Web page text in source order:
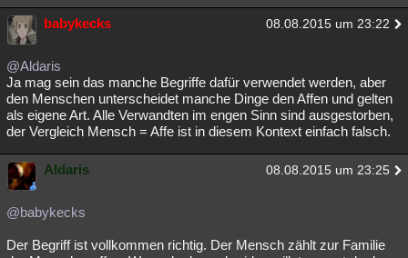
Philosophie Träume Orte Esoterik Literatur
Astronomie
Musik Clash Verbesserungen Allmystery English
Übersichten
Besucht Teilgenommen Alle Neue Geschlossen
Lesenswert
babykecks 08.08.2015 um 23:22
@Aldaris
Ja mag sein das manche Begriffe dafür verwendet werden, aber
den Menschen unterscheidet manche Dinge den Affen und gelten
als eigene Art. Alle Verwandten im engen Sinn sind ausgestorben,
der Vergleich Mensch = Affe ist in diesem Kontext einfach falsch.
Aldaris 08.08.2015 um 23:25
@babykecks
Der Begriff ist vollkommen richtig. Der Mensch zählt zur Familie